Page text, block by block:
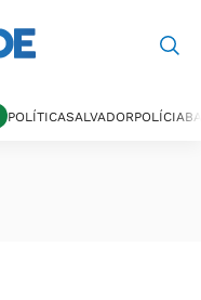
POLÍTICASALVADORPOLÍCIA